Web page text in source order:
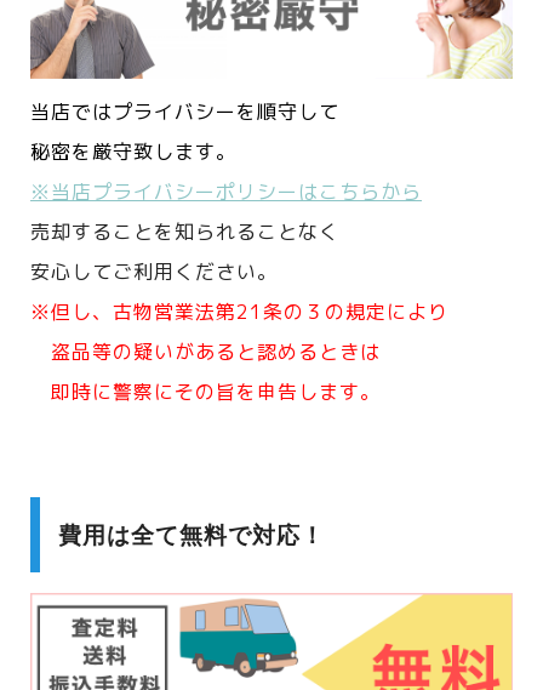
当店ではプライバシーを順守して
秘密を厳守致します。
※当店プライバシーポリシーはこちらから
売却することを知られることなく
安心してご利用ください。
※但し、古物営業法第21条の３の規定により
盗品等の疑いがあると認めるときは
即時に警察にその旨を申告します。
費用は全て無料で対応！